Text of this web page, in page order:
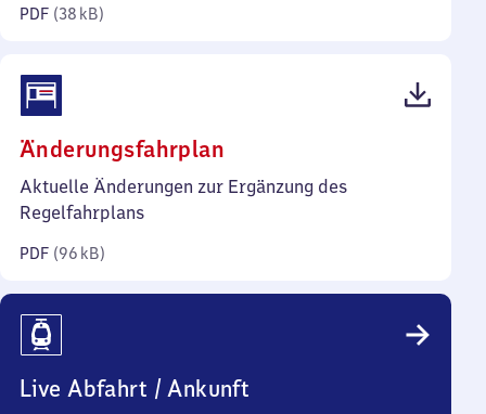
PDF (38 kB)
Änderungsfahrplan
96
Aktuelle Änderungen zur Ergänzung des
Regelfahrplans
PDF (96 kB)
Live Abfahrt / Ankunft